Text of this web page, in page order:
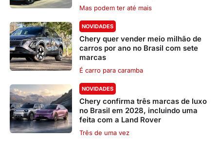
Mas podem ter até mais
NOVIDADES
Chery quer vender meio milhão de
carros por ano no Brasil com sete
marcas
É carro para caramba
NOVIDADES
Chery confirma três marcas de luxo
no Brasil em 2028, incluindo uma
feita com a Land Rover
Três de uma vez